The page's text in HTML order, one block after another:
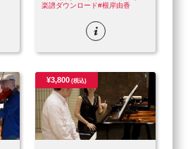
楽譜ダウンロード#根岸由香
¥3,800 (税込)